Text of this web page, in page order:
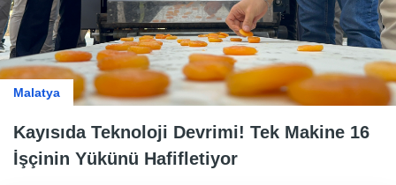
Malatya
Kayısıda Teknoloji Devrimi! Tek Makine 16
İşçinin Yükünü Hafifletiyor